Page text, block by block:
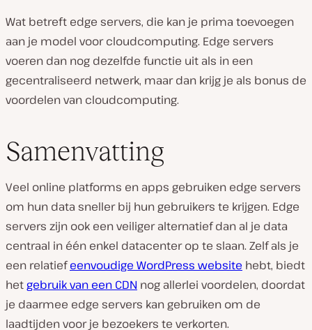
Wat betreft edge servers, die kan je prima toevoegen
aan je model voor cloudcomputing. Edge servers
voeren dan nog dezelfde functie uit als in een
gecentraliseerd netwerk, maar dan krijg je als bonus de
voordelen van cloudcomputing.
Samenvatting
Veel online platforms en apps gebruiken edge servers
om hun data sneller bij hun gebruikers te krijgen. Edge
servers zijn ook een veiliger alternatief dan al je data
centraal in één enkel datacenter op te slaan. Zelf als je
een relatiefeenvoudige WordPress website hebt, biedt
hetgebruik van een CDN nog allerlei voordelen, doordat
je daarmee edge servers kan gebruiken om de
laadtijden voor je bezoekers te verkorten.